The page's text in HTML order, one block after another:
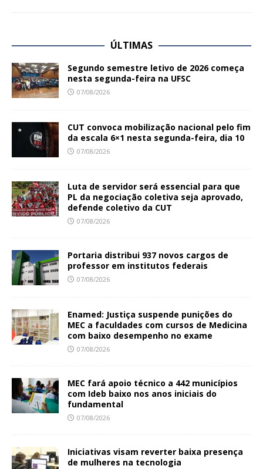
ÚLTIMAS
Segundo semestre letivo de 2026 começa
nesta segunda-feira na UFSC
07/08/2026
CUT convoca mobilização nacional pelo fim
da escala 6×1 nesta segunda-feira, dia 10
07/08/2026
Luta de servidor será essencial para que
PL da negociação coletiva seja aprovado,
defende coletivo da CUT
07/08/2026
Portaria distribui 937 novos cargos de
professor em institutos federais
07/08/2026
Enamed: Justiça suspende punições do
MEC a faculdades com cursos de Medicina
com baixo desempenho no exame
07/08/2026
MEC fará apoio técnico a 442 municípios
com Ideb baixo nos anos iniciais do
fundamental
07/08/2026
Iniciativas visam reverter baixa presença
de mulheres na tecnologia